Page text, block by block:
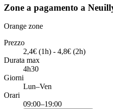
Zone a pagamento a
Orange zone
Prezzo
2,4€ (1h) - 4,8€ (2h)
Durata max
4h30
Giorni
Lun–Ven
Orari
09:00–19:00